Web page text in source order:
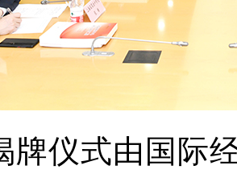
式由国际经